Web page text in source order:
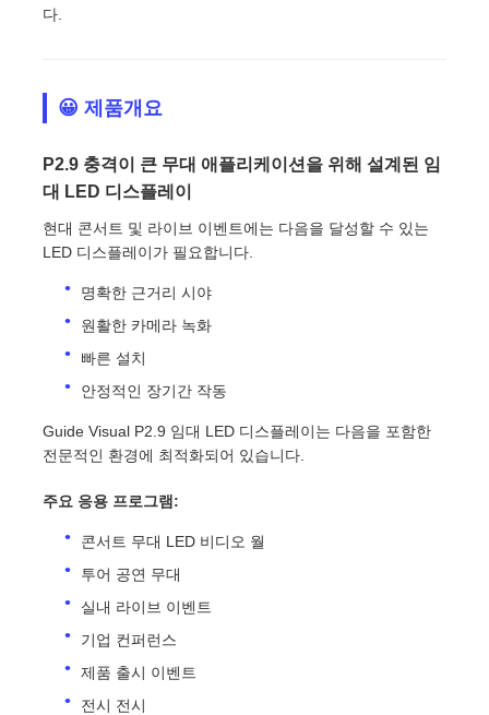
비디오
회사 소개
문의하기
다.
😀 제품개요
P2.9 충격이 큰 무대 애플리케이션을 위해 설계된 임
대 LED 디스플레이
현대 콘서트 및 라이브 이벤트에는 다음을 달성할 수 있는
LED 디스플레이가 필요합니다.
명확한 근거리 시야
원활한 카메라 녹화
빠른 설치
안정적인 장기간 작동
Guide Visual P2.9 임대 LED 디스플레이는 다음을 포함한
전문적인 환경에 최적화되어 있습니다.
주요 응용 프로그램:
콘서트 무대 LED 비디오 월
투어 공연 무대
실내 라이브 이벤트
기업 컨퍼런스
제품 출시 이벤트
전시 전시